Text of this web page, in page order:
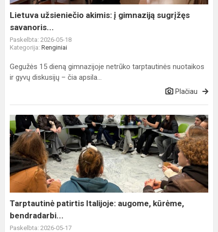
Lietuva užsieniečio akimis: į gimnaziją sugrįžęs
savanoris...
Paskelbta: 2026-05-18
Kategorija: Renginiai
Gegužės 15 dieną gimnazijoje netrūko tarptautinės nuotaikos
ir gyvų diskusijų – čia apsila...
Plačiau
Tarptautinė
patirtis
Italijoje:
augome,
kūrėme,
bendradarbi...
Tarptautinė patirtis Italijoje: augome, kūrėme,
bendradarbi...
Paskelbta: 2026-05-17